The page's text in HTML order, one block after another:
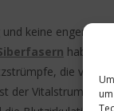
keine engen
haben
die von
der Vitalstrumpf